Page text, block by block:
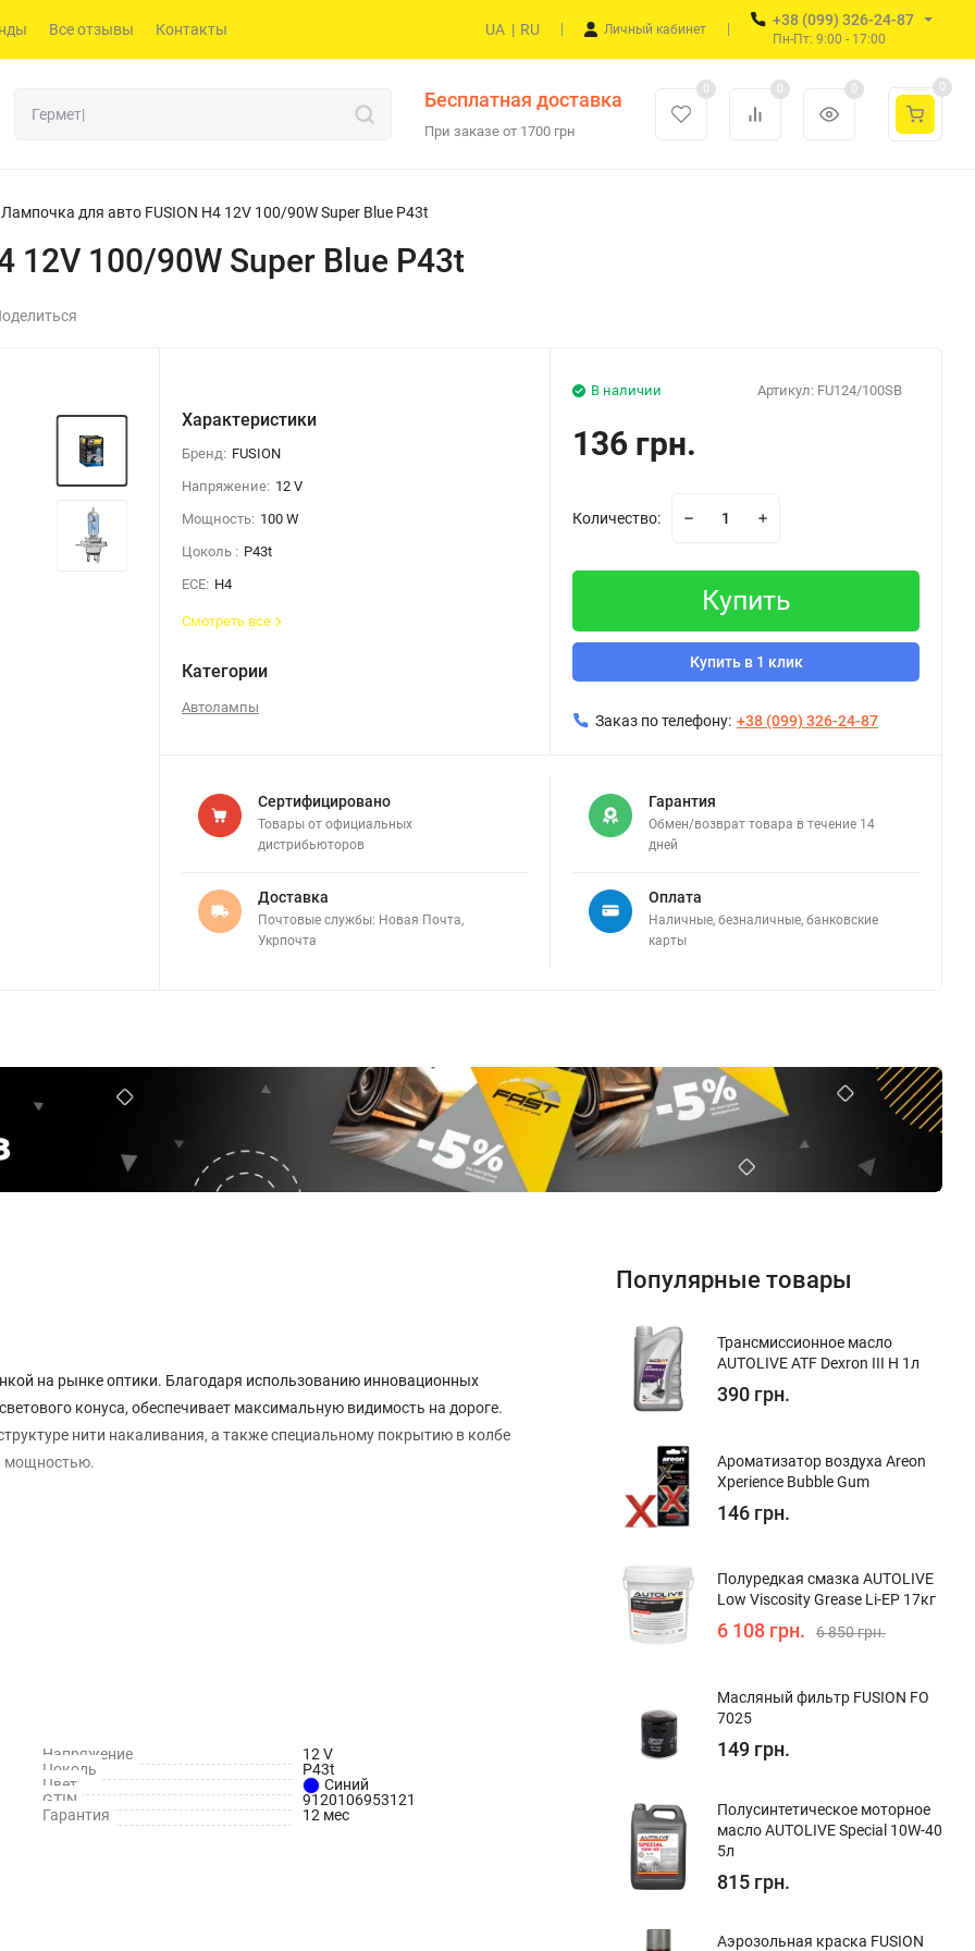
Все отзывы Контакты UA | RU Личный кабинет
+38 (099) 326-24-87
Пн-Пт: 9:00 - 17:00
Бесплатная доставка
При заказе от 1700 грн
0 0 0 0
Лампочка для авто FUSION H4 12V 100/90W Super Blue P43t
12V 100/90W Super Blue P43t
Характеристики
Бренд: FUSION
Напряжение: 12 V
Мощность: 100 W
Цоколь : P43t
ЕСЕ: H4
Смотреть все
Категории
Автолампы
Артикул: FU124/100SB
В наличии
136 грн.
Количество:
Купить
Купить в 1 клик
Заказ по телефону: +38 (099) 326-24-87
Сертифицировано
Товары от официальных
дистрибьюторов
Доставка
Почтовые службы: Новая Почта,
Укрпочта
Гарантия
Обмен/возврат товара в течение 14
дней
Оплата
Наличные, безналичные, банковские
карты
на рынке оптики. Благодаря использованию инновационных
конуса, обеспечивает максимальную видимость на дороге.
нити накаливания, а также специальному покрытию в колбе
мощностью.
Напряжение
12 V
Цоколь
P43t
Цвет
Синий
GTIN
9120106953121
Гарантия
12 мес
Популярные товары
Трансмиссионное масло
AUTOLIVE ATF Dexron III H 1л
390 грн.
Ароматизатор воздуха Areon
Xperience Bubble Gum
146 грн.
Полуредкая смазка AUTOLIVE
Low Viscosity Grease Li-EP 17кг
6 108 грн. 6 850 грн.
Масляный фильтр FUSION FO
7025
149 грн.
Полуcинтетическое моторное
масло AUTOLIVE Special 10W-40
5л
815 грн.
Аэрозольная краска FUSION